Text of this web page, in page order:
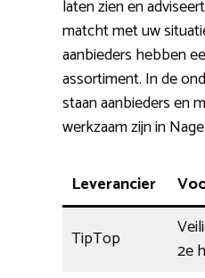
laten zien en
matcht met uw
aanbieders hebben
assortiment. In de
staan aanbieders en
werkzaam zijn in
Leverancier
TipTop
2e